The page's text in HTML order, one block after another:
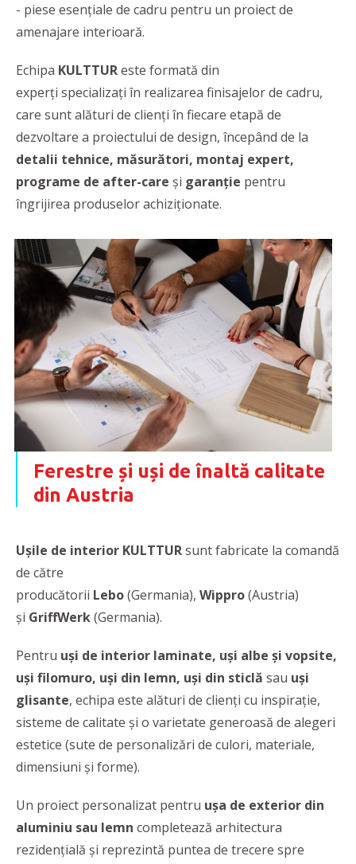
- piese esențiale de cadru pentru un proiect de
amenajare interioară.
Echipa KULTTUReste formată din
experți specializați în realizarea finisajelor de cadru,
care sunt alături de clienți în fiecare etapă de
dezvoltare a proiectului de design, începând de la
detalii tehnice, măsurători, montaj expert,
programe de after-care și garanție pentru
îngrijirea produselor achiziționate.
Ferestre și uși de înaltă calitate
din Austria
Ușile de interior KULTTURsunt fabricate la comandă
de către
producătorii Lebo(Germania), Wippro(Austria)
și GriffWerk(Germania).
Pentru uși de interior laminate, uși albe și vopsite,
uși filomuro, uşi din lemn, uși din sticlă sau uși
glisante, echipa este alături de clienți cu inspirație,
sisteme de calitate și o varietate generoasă de alegeri
estetice (sute de personalizări de culori, materiale,
dimensiuni și forme).
Un proiect personalizat pentru ușa de exterior din
aluminiu sau lemn completează arhitectura
rezidențială și reprezintă puntea de trecere spre